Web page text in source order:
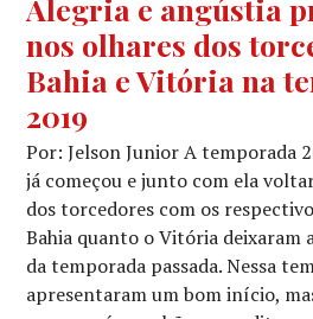
Alegria e angústia
nos olhares dos
Bahia e Vitória na
2019
Por: Jelson Junior A temporada
já começou e junto com ela
dos torcedores com os
Bahia quanto o Vitória deixaram
da temporada passada. Nessa
apresentaram um bom início,